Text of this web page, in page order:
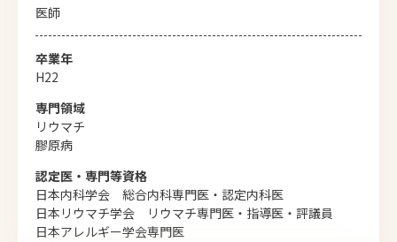
医師
卒業年
H22
専⾨領域
リウマチ
膠原病
認定医・専⾨等資格
日本内科学会 総合内科専門医・認定内科医
日本リウマチ学会 リウマチ専門医・指導医・評議員
日本アレルギー学会専門医